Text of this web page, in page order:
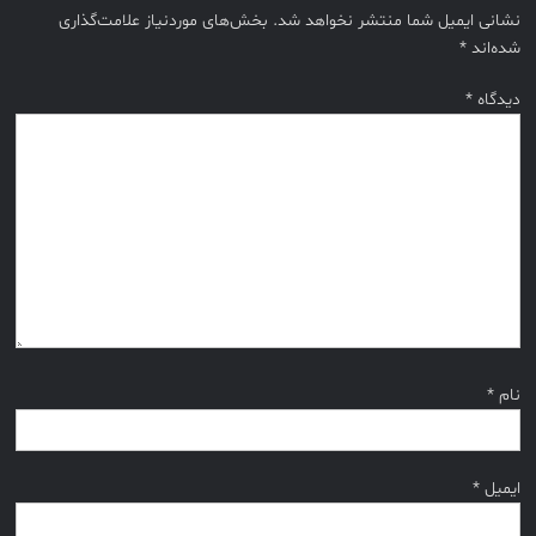
نشانی ایمیل شما منتشر نخواهد شد. بخش‌های موردنیاز علامت‌گذاری
شده‌اند*
دیدگاه*
نام*
ایمیل*